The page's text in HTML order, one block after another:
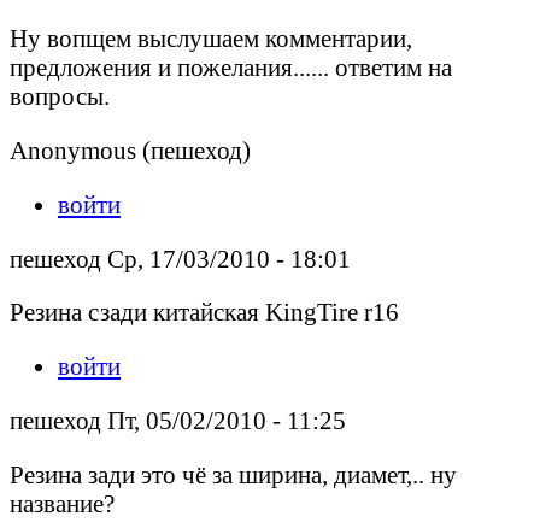
Ну вопщем выслушаем комментарии,
предложения и пожелания...... ответим на
вопросы.
Anonymous (пешеход)
войти
пешеход Ср, 17/03/2010 - 18:01
Резина сзади китайская KingTire r16
войти
пешеход Пт, 05/02/2010 - 11:25
Резина зади это чё за ширина, диамет,.. ну
название?